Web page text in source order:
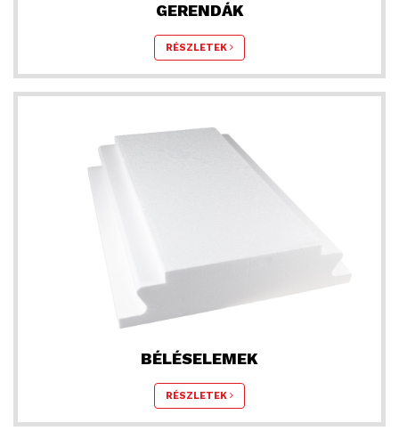
GERENDÁK
RÉSZLETEK
BÉLÉSELEMEK
RÉSZLETEK